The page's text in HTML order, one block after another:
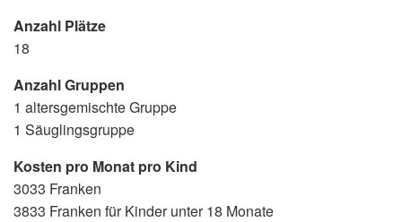
Anzahl Plätze
18
Anzahl Gruppen
1 altersgemischte Gruppe
1 Säuglingsgruppe
Kosten pro Monat pro Kind
3033 Franken
3833 Franken für Kinder unter 18 Monate